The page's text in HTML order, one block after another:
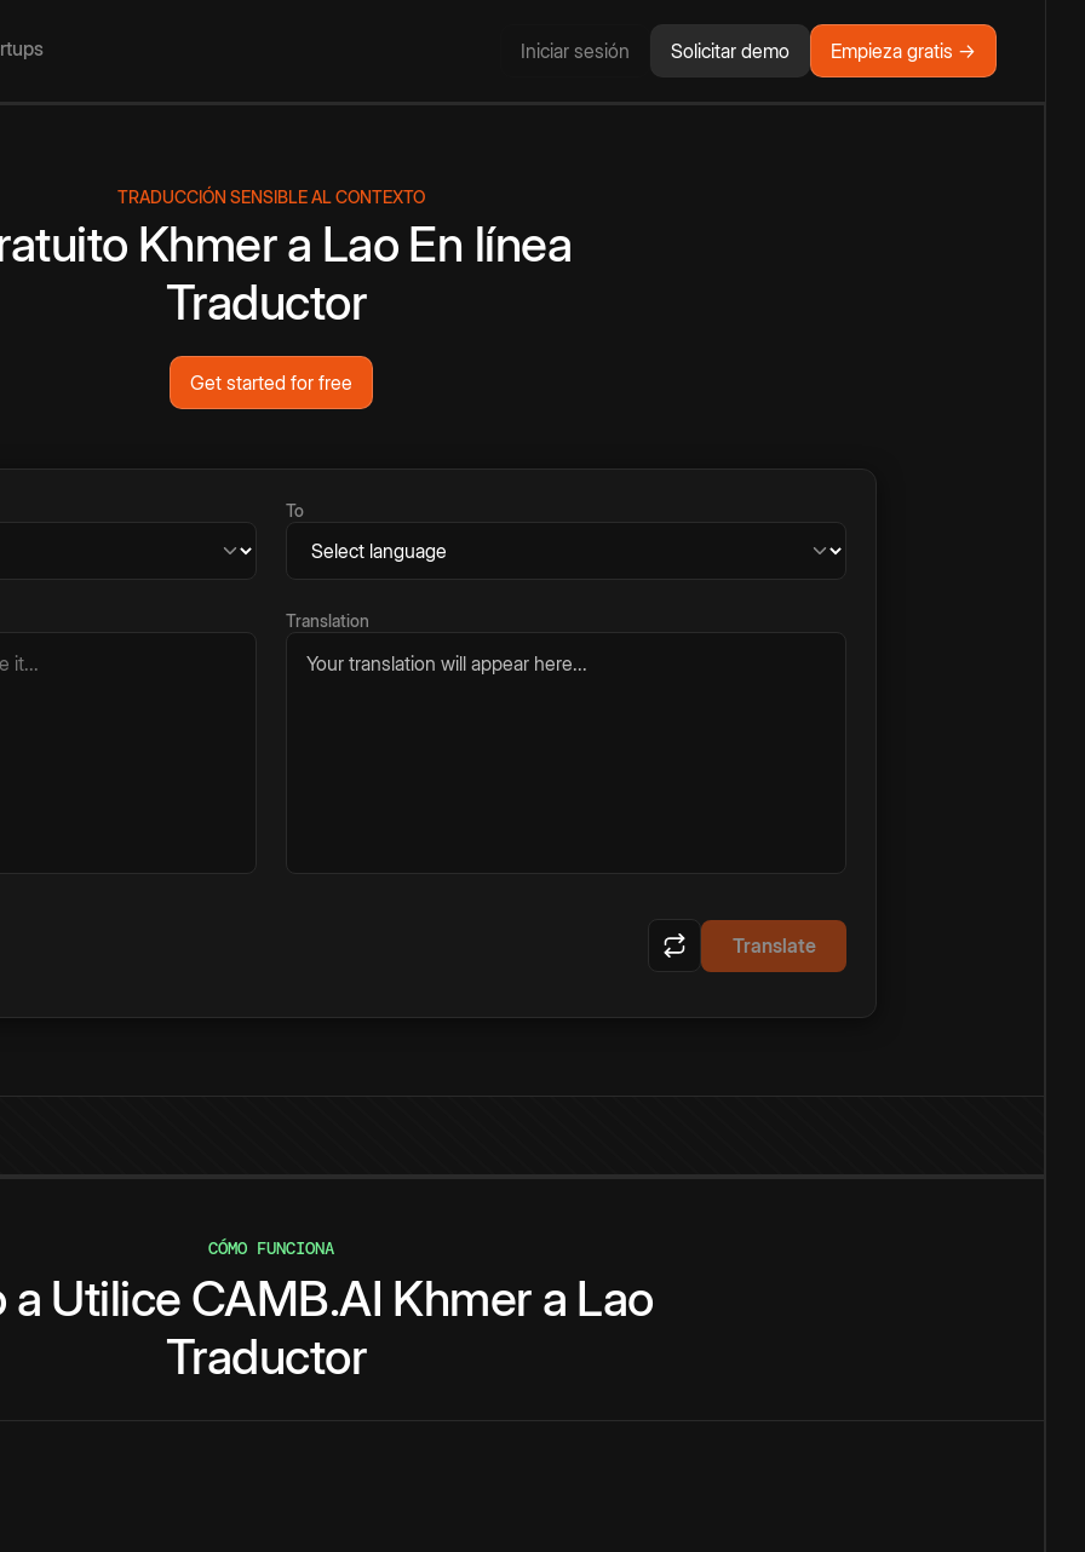
Iniciar sesión Solicitar demo Empieza gratis →
TRADUCCIÓN SENSIBLE AL CONTEXTO
Khmera Lao En línea
Traductor
Get started for free
To
Translation
Your translation will appear here...
Translate
CÓMO FUNCIONA
a Utilice CAMB.AI Khmer a Lao
Traductor